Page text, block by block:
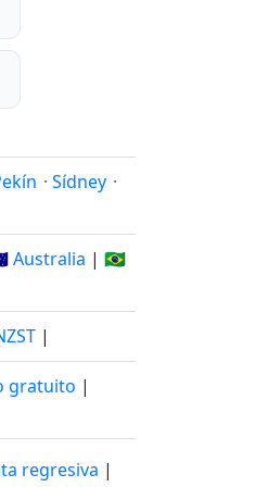
· Sídney ·
Australia | 🇧🇷
|
gratuito |
regresiva |